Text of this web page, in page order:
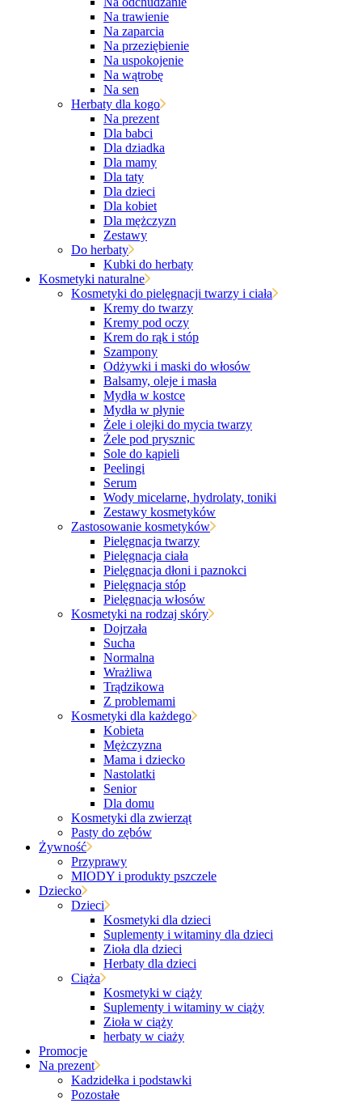
Na trawienie
Na zaparcia
Na przeziębienie
Na uspokojenie
Na wątrobę
Na sen
Herbaty dla kogo
Na prezent
Dla babci
Dla dziadka
Dla mamy
Dla taty
Dla dzieci
Dla kobiet
Dla mężczyzn
Zestawy
Do herbaty
Kubki do herbaty
Kosmetyki naturalne
Kosmetyki do pielęgnacji twarzy i ciała
Kremy do twarzy
Kremy pod oczy
Krem do rąk i stóp
Szampony
Odżywki i maski do włosów
Balsamy, oleje i masła
Mydła w kostce
Mydła w płynie
Żele i olejki do mycia twarzy
Żele pod prysznic
Sole do kąpieli
Peelingi
Serum
Wody micelarne, hydrolaty, toniki
Zestawy kosmetyków
Zastosowanie kosmetyków
Pielęgnacja twarzy
Pielęgnacja ciała
Pielęgnacja dłoni i paznokci
Pielęgnacja stóp
Pielęgnacja włosów
Kosmetyki na rodzaj skóry
Dojrzała
Sucha
Normalna
Wrażliwa
Trądzikowa
Z problemami
Kosmetyki dla każdego
Kobieta
Mężczyzna
Mama i dziecko
Nastolatki
Senior
Dla domu
Kosmetyki dla zwierząt
Pasty do zębów
Żywność
Przyprawy
MIODY i produkty pszczele
Dziecko
Dzieci
Kosmetyki dla dzieci
Suplementy i witaminy dla dzieci
Zioła dla dzieci
Herbaty dla dzieci
Ciąża
Kosmetyki w ciąży
Suplementy i witaminy w ciąży
Zioła w ciąży
herbaty w ciaży
Promocje
Na prezent
Kadzidełka i podstawki
Pozostałe